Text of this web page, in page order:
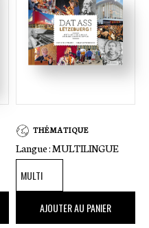
THÉMATIQUE
Langue :MULTILINGUE
,00 €
AJOUTER AU PANIER